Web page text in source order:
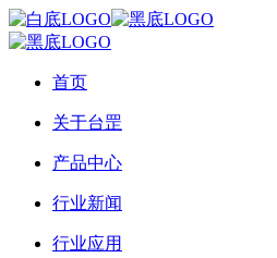
首页
关于台罡
产品中心
行业新闻
行业应用